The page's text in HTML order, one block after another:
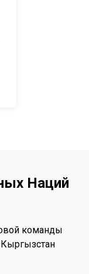
Наций
команды